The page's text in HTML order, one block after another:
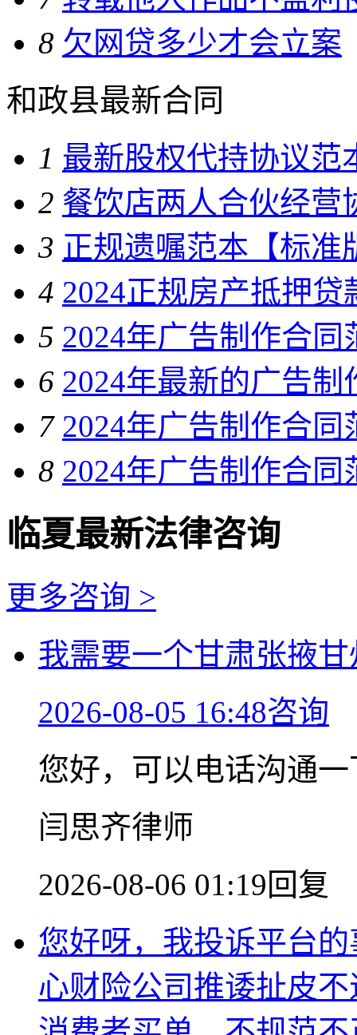
8 欠网贷多少才会立案
和政县最新合同
1 最新股权代持协议范
2 餐饮店两人合伙经营
3 正规遗嘱范本【标准
4 2024正规房产抵押
5 2024年广告制作合同
6 2024年最新的广告制
7 2024年广告制作合同
8 2024年广告制作合同
临夏最新法律咨询
更多咨询 >
我需要一个甘肃张掖
2026-08-05 16:48咨询
您好，可以电话沟通
闫思齐律师
2026-08-06 01:19回复
您好呀，我投诉平台
心财险公司推诿扯皮